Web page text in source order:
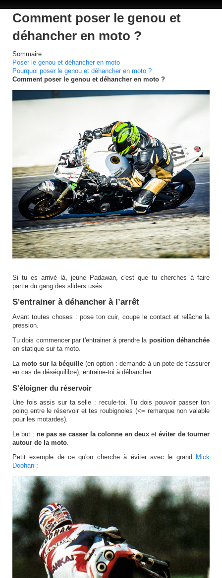
Comment poser le genou et
déhancher en moto ?
Sommaire
Poser le genou et déhancher en moto
Pourquoi poser le genou et déhancher en moto ?
Comment poser le genou et déhancher en moto ?
Si tu es arrivé là, jeune Padawan, c'est que tu cherches à faire
partie du gang des sliders usés.
S'entrainer à déhancher à l’arrêt
Avant toutes choses : pose ton cuir, coupe le contact et relâche la
pression.
Tu dois commencer par t'entrainer à prendre la position déhanchée
en statique sur ta moto.
La moto sur la béquille (en option : demande à un pote de t'assurer
en cas de déséquilibre), entraine-toi à déhancher :
S'éloigner du réservoir
Une fois assis sur ta selle : recule-toi. Tu dois pouvoir passer ton
poing entre le réservoir et tes roubignoles (<= remarque non valable
pour les motardes).
Le but : ne pas se casser la colonne en deuxetéviter de tourner
autour de la moto
Petit exemple de ce qu'on cherche à éviter avec le grand
Mick
Doohan :